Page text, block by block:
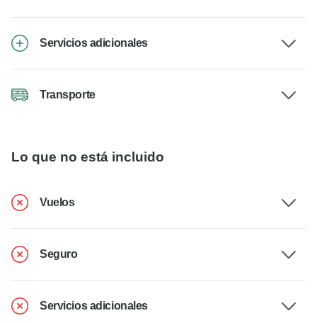
Servicios adicionales
Transporte
Lo que no está incluido
Vuelos
Seguro
Servicios adicionales